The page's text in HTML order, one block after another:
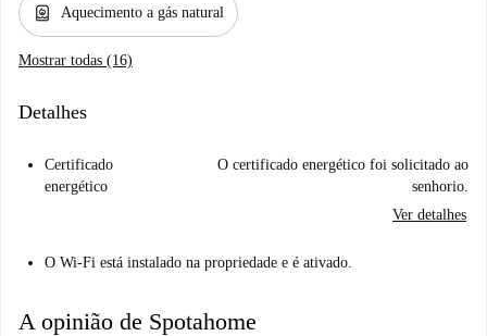
water_heater Aquecimento a gás natural
Mostrar todas (16)
Detalhes
Certificado
energético
O certificado energético foi solicitado ao
senhorio.
Ver detalhes
O Wi-Fi está instalado na propriedade e é ativado.
A opinião de Spotahome